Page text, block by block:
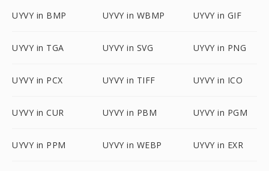
UYVY in BMP UYVY in WBMP UYVY in GIF
UYVY in TGA UYVY in SVG UYVY in PNG
UYVY in PCX UYVY in TIFF UYVY in ICO
UYVY in CUR UYVY in PBM UYVY in PGM
UYVY in PPM UYVY in WEBP UYVY in EXR